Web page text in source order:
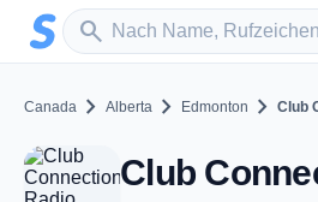
Zum Hauptinhalt springen
search
Sender suchen
Canada chevron_right Alberta chevron_right Edmonton chevron_right Club